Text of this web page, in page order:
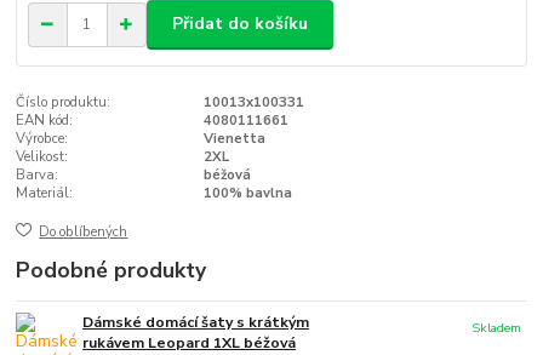
Přidat do košíku
Číslo produktu:
10013x100331
EAN kód:
4080111661
Výrobce:
Vienetta
Velikost:
2XL
Barva:
béžová
Materiál:
100% bavlna
Do oblíbených
Podobné produkty
Dámské domácí šaty s krátkým
rukávem Leopard 1XL béžová
Skladem